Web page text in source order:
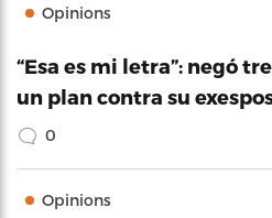
Opinions
“Esa es mi letra”: negó
un plan contra su
0
Opinions